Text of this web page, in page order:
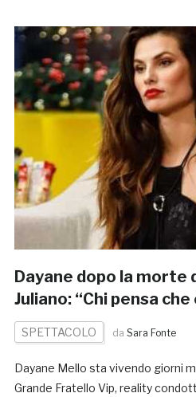
Dayane dopo la morte
Juliano: “Chi pensa
SPETTACOLO da Sara Fonte
Dayane Mello sta vivendo giorni
Grande Fratello Vip, reality